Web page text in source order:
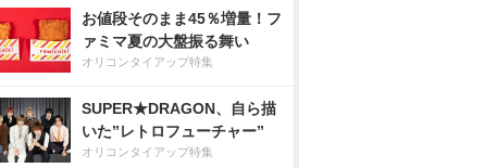
お値段そのまま45％増量！フ
ァミマ夏の大盤振る舞い
オリコンタイアップ特集
SUPER★DRAGON、自ら描
いた”レトロフューチャー”
オリコンタイアップ特集